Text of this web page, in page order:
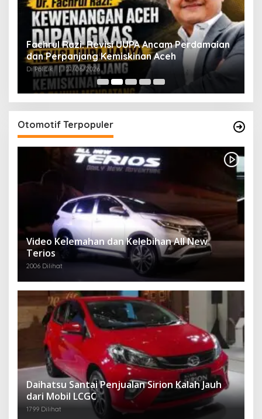
Fachrul Razi: Revisi UUPA Ancam Perdamaian
dan Perpanjang Kemiskinan Aceh
Di Politik 21/06/2026
Otomotif Terpopuler
Video Kelemahan dan Kelebihan All New
Terios
2006 Dilihat
Daihatsu Santai Penjualan Sirion Kalah Jauh
dari Mobil LCGC
1799 Dilihat